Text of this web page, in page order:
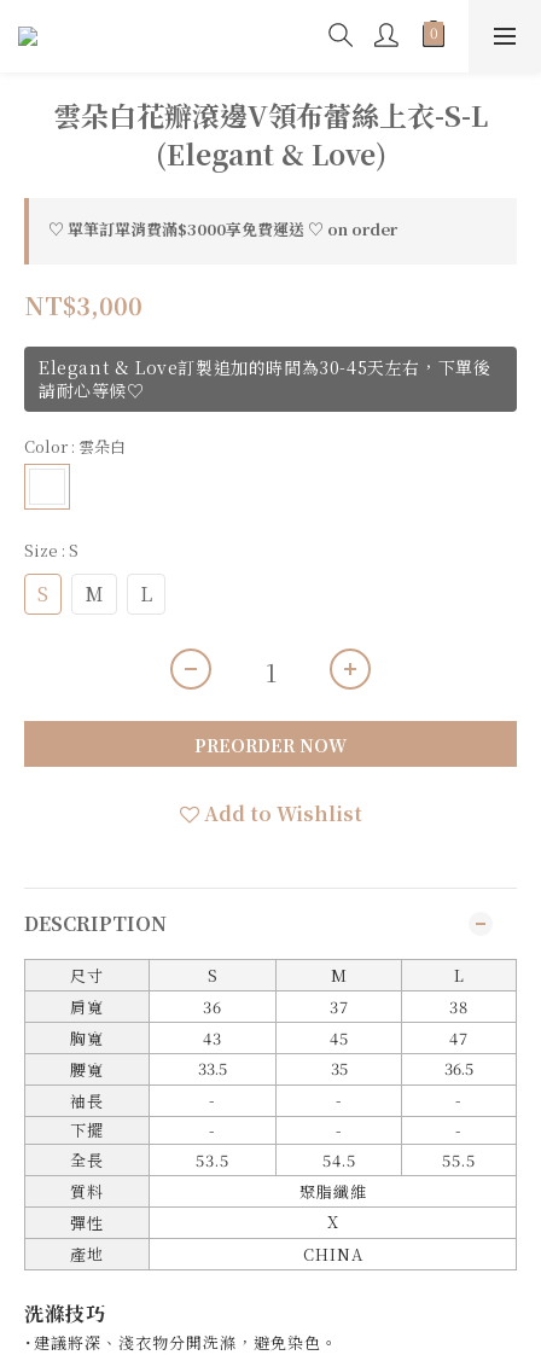
雲朵白花瓣滾邊V領布蕾絲上衣-S-L
(Elegant & Love)
♡ 單筆訂單消費滿$3000享免費運送 ♡ on order
NT$3,000
Elegant & Love訂製追加的時間為30-45天左右，下單後
請耐心等候♡
Color : 雲朵白
Size : S
S M L
PREORDER NOW
Add to Wishlist
DESCRIPTION
尺寸 S M
L
肩寬
36 37
38
胸寬
43 45
47
腰寬
33.5 35
36.5
袖長
- -
-
下擺
- -
-
全長
53.5 54.5
55.5
質料
聚脂纖維
彈性
X
產地
CHINA
洗滌技巧
˙建議將深、淺衣物分開洗滌，避免染色。